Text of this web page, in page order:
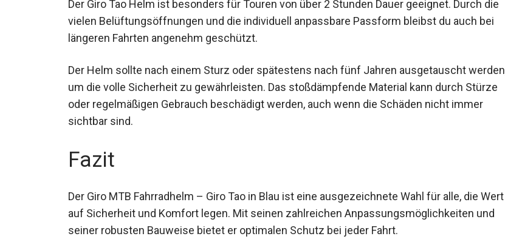
vielen Belüftungsöffnungen und die individuell anpassbare Passform bleibst du auch bei
längeren Fahrten angenehm geschützt.
Der Helm sollte nach einem Sturz oder spätestens nach fünf Jahren ausgetauscht werden,
um die volle Sicherheit zu gewährleisten. Das stoßdämpfende Material kann durch Stürze
oder regelmäßigen Gebrauch beschädigt werden, auch wenn die Schäden nicht immer
sichtbar sind.
Fazit
Der Giro MTB Fahrradhelm – Giro Tao in Blau ist eine ausgezeichnete Wahl für alle, die Wert
auf Sicherheit und Komfort legen. Mit seinen zahlreichen Anpassungsmöglichkeiten und
seiner robusten Bauweise bietet er optimalen Schutz bei jeder Fahrt.